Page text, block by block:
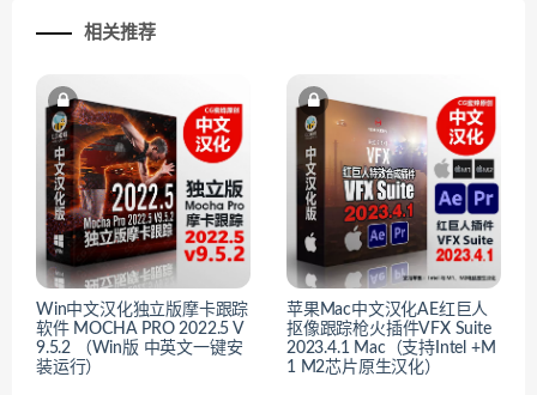
相关推荐
Win中文汉化独立版摩卡跟踪
软件 MOCHA PRO 2022.5 V
9.5.2 （Win版 中英文一键安
装运行）
苹果Mac中文汉化AE红巨人
抠像跟踪枪火插件VFX Suite
2023.4.1 Mac（支持Intel +M
1 M2芯片原生汉化）